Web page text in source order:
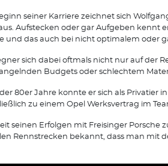
seiner Karriere zeichnet sich
Aufstecken oder gar Aufgeben kennt
und das auch bei nicht optimalem oder
sich dabei oftmals nicht nur auf der
Budgets oder schlechtem
80er Jahre konnte er sich als Privatier
zu einem Opel Werksvertrag im
seinen Erfolgen mit Freisinger Porsche
Rennstrecken bekannt, dass man mit